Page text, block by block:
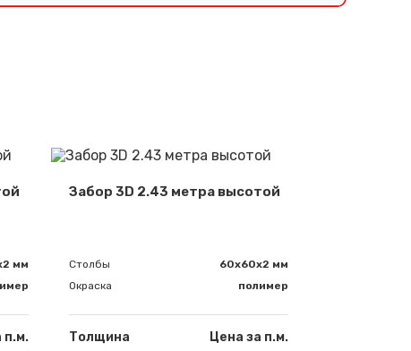
мм
п.м.
Забор 3D 2.43 метра высотой
Столбы
60х60х2 мм
Окраска
полимер
Толщина Цена за п.м.